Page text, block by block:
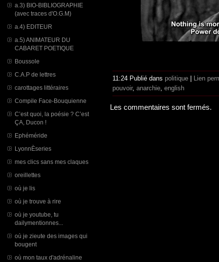
a.3) BIO-BIBLIOGRAPHIE
(avec traces d'O.G.M)
a.4) EDITEUR
a.5) ANIMATEUR DU
CABARET POETIQUE
Boussole
C.A.P de lettres
carottages littéraires
Compile Face-Bouquienne
C’est quoi, la poésie ? C’est
ÇA, Ducon !
Ephéméride
LyonnÈseries
mes clics sans mes claques
oreillettes
où je lis
où je trouve à rire
où je youtube, tu
dailymentionnes...
où je zieute des images qui
bougent
où mon taux d'adrénaline
11:24 Publié dans politique
Lien
pouvoir, anarchie, english
Les commentaires sont fermés.